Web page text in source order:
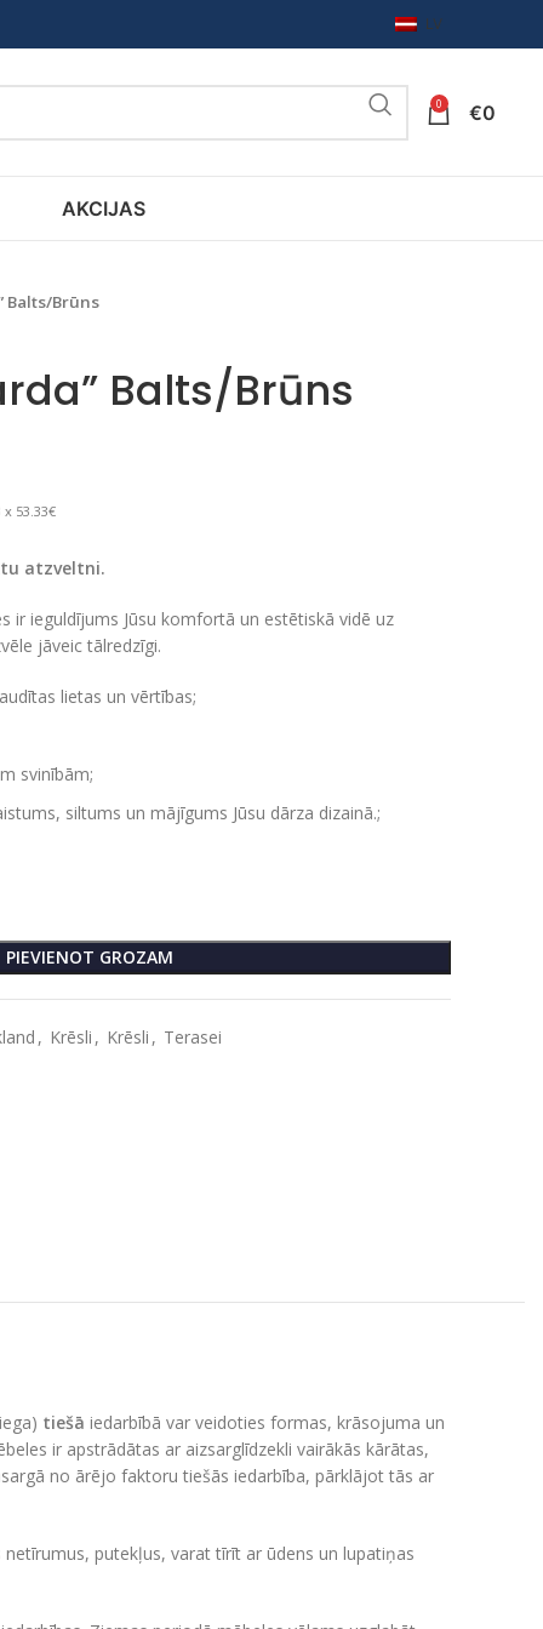
LV
0 €0
AKCIJAS
Balts/Brūns
Balts/Brūns
53.33€
atzveltni.
ir ieguldījums Jūsu komfortā un estētiskā vidē uz
jāveic tālredzīgi.
lietas un vērtības;
svinībām;
siltums un mājīgums Jūsu dārza dizainā.;
PIEVIENOT GROZAM
, Krēsli , Krēsli , Terasei
tiešā iedarbībā var veidoties formas, krāsojuma un
ir apstrādātas ar aizsarglīdzekli vairākās kārātas,
no ārējo faktoru tiešās iedarbība, pārklājot tās ar
putekļus, varat tīrīt ar ūdens un lupatiņas